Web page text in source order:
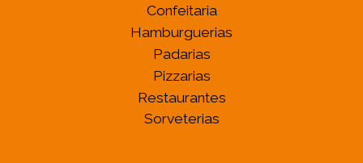
Confeitaria
Hamburguerias
Padarias
Pizzarias
Restaurantes
Sorveterias